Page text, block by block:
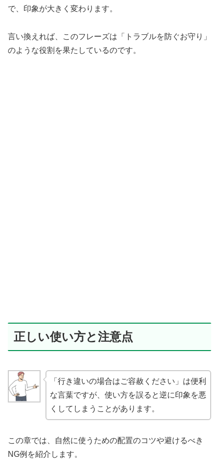
で、印象が大きく変わります。
言い換えれば、このフレーズは「トラブルを防ぐお守り」
のような役割を果たしているのです。
正しい使い方と注意点
「行き違いの場合はご容赦ください」は便利
な言葉ですが、使い方を誤ると逆に印象を悪
くしてしまうことがあります。
この章では、自然に使うための配置のコツや避けるべき
NG例を紹介します。